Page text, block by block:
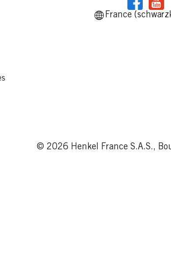
France
© 2026 Henkel France S.A.S.,